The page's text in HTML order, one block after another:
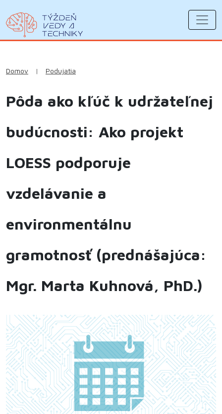
Domov | Podujatia
Pôda ako kľúč k udržateľnej
budúcnosti: Ako projekt
LOESS podporuje
vzdelávanie a
environmentálnu
gramotnosť (prednášajúca:
Mgr. Marta Kuhnová, PhD.)